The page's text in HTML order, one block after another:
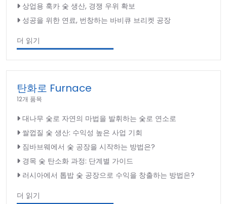
상업용 훅카 숯 생산, 경쟁 우위 확보
성공을 위한 연료, 번창하는 바비큐 브리켓 공장
더 읽기
탄화로 Furnace
12개 품목
대나무 숯로 자연의 마법을 발휘하는 숯로 연소로
쌀껍질 숯 생산: 수익성 높은 사업 기회
짐바브웨에서 숯 공장을 시작하는 방법은?
경목 숯 탄소화 과정: 단계별 가이드
러시아에서 톱밥 숯 공장으로 수익을 창출하는 방법은?
더 읽기